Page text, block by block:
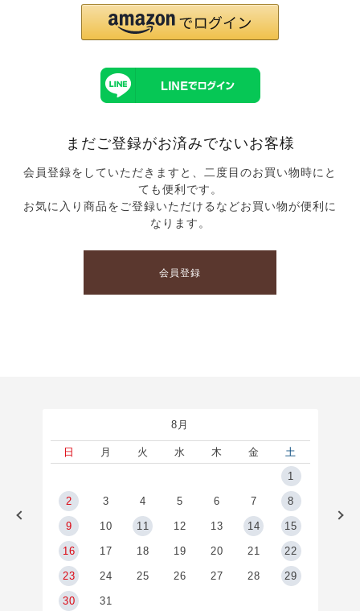
まだご登録がお済みでないお客様
会員登録をしていただきますと、二度目のお買い物時にと
ても便利です。
お気に入り商品をご登録いただけるなどお買い物が便利に
なります。
会員登録
8月
日 月 火 水 木 金
土
1
2 3 4 5 6 7 8
9 10 11 12 13 14 15
16 17 18 19 20 21 22
23 24 25 26 27 28 29
30 31